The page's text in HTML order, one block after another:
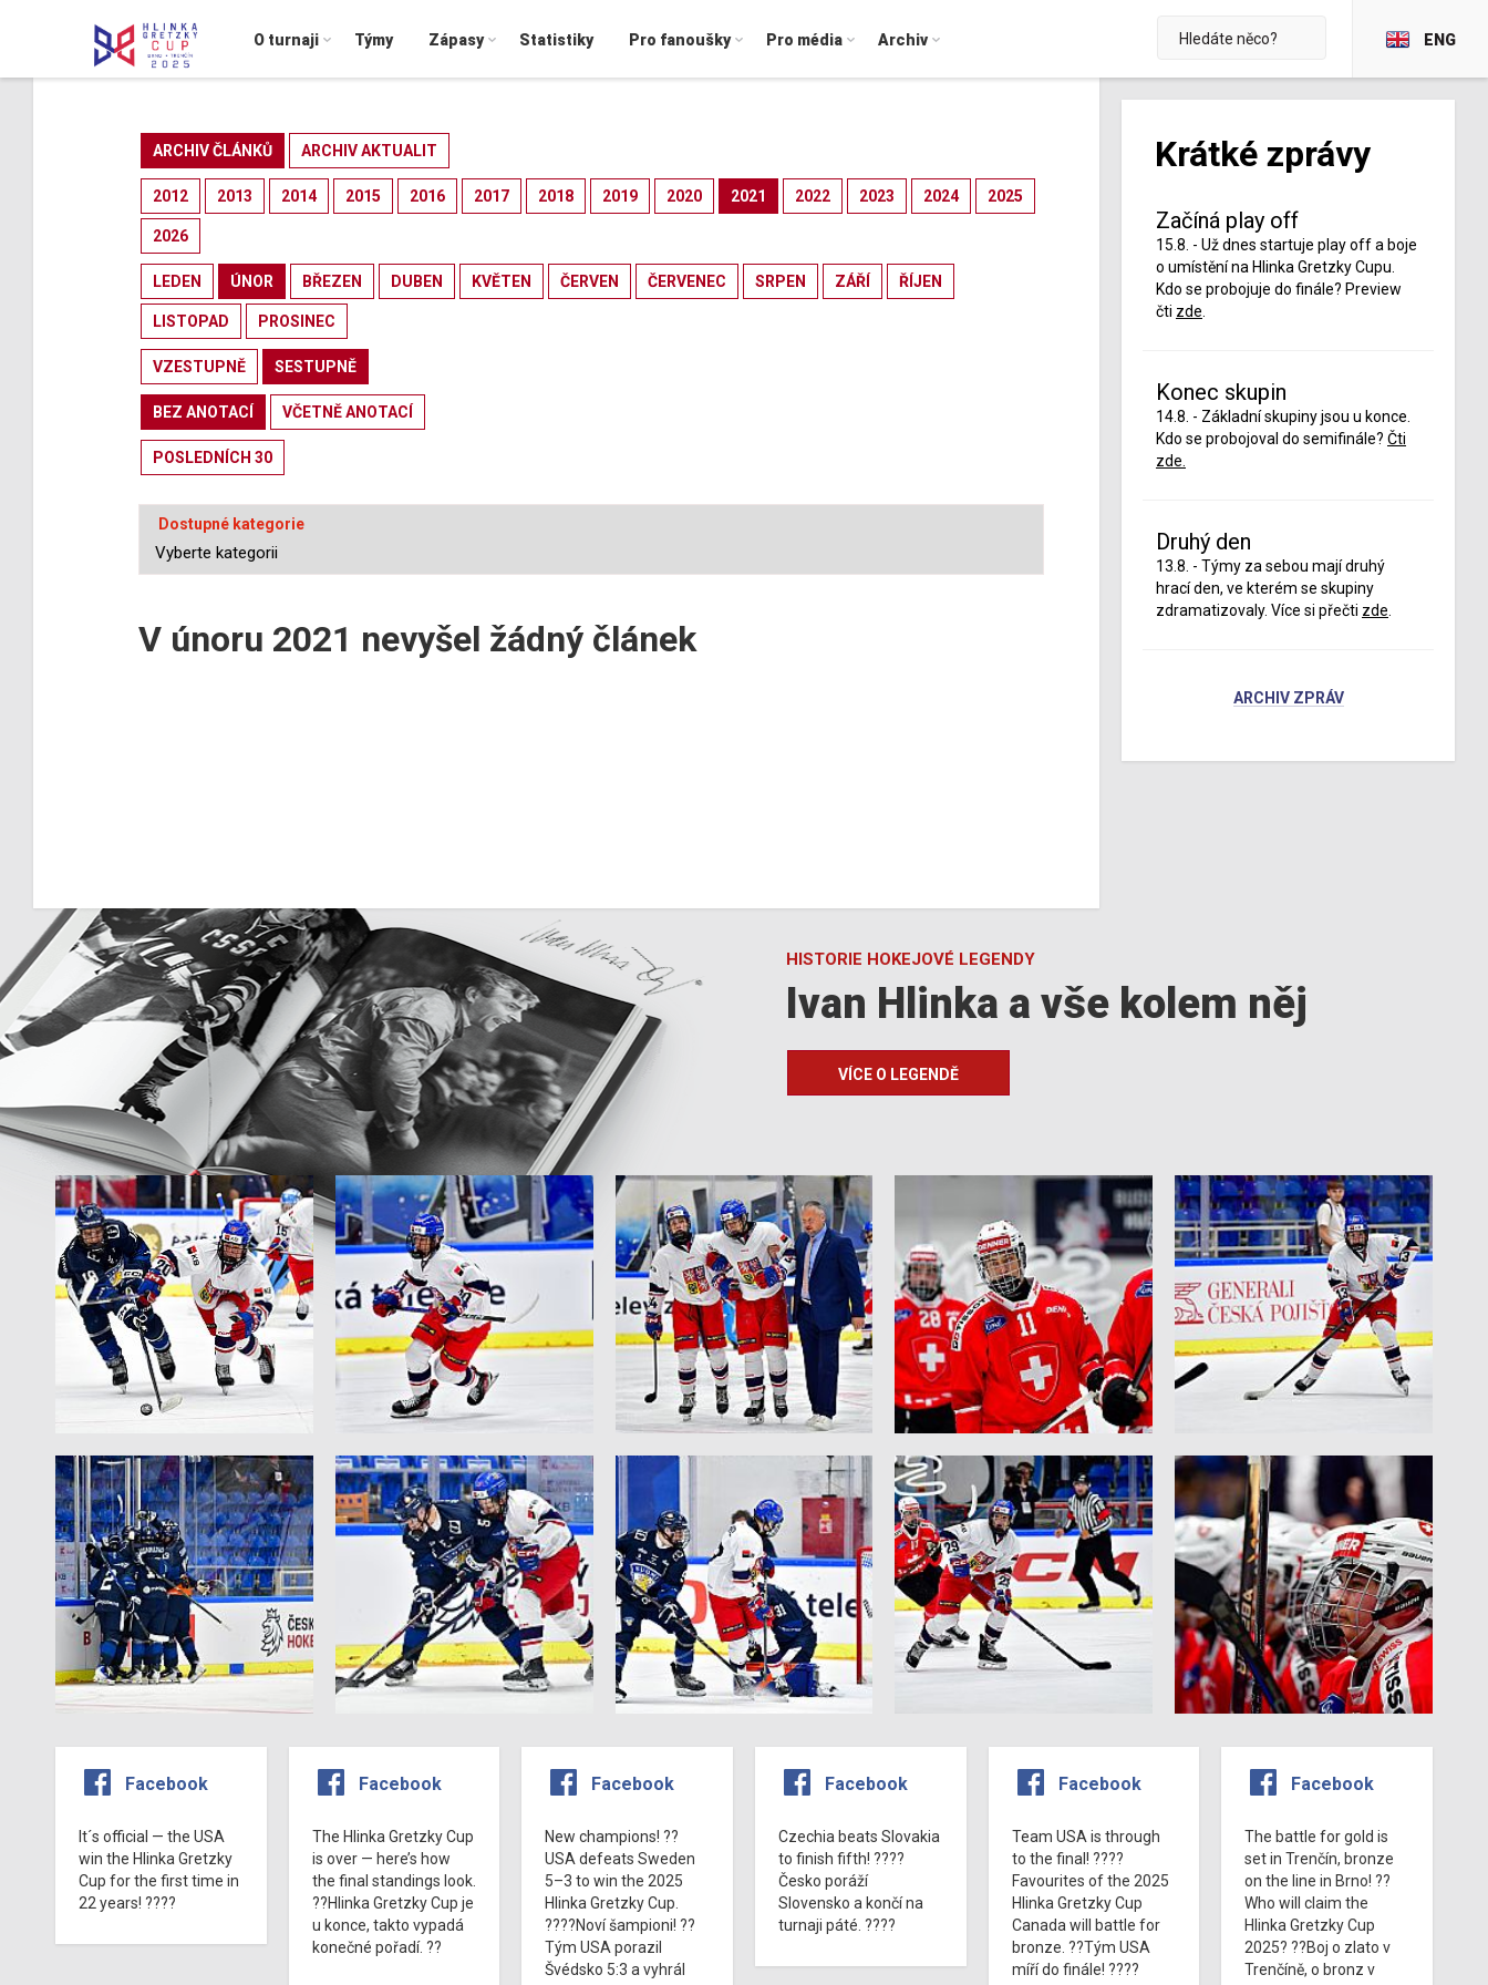
O turnaji Týmy Zápasy Statistiky Pro fanoušky Pro média Archiv ENG
ARCHIV ČLÁNKŮ ARCHIV AKTUALIT
2012 2013 2014 2015 2016 2017 2018 2019 2020 2021 2022 2023 2024 2025
2026
LEDEN ÚNOR BŘEZEN DUBEN KVĚTEN ČERVEN ČERVENEC SRPEN ZÁŘÍ ŘÍJEN
LISTOPAD PROSINEC
VZESTUPNĚ SESTUPNĚ
BEZ ANOTACÍ VČETNĚ ANOTACÍ
POSLEDNÍCH 30
Dostupné kategorie
V únoru 2021 nevyšel žádný článek
Krátké zprávy
Začíná play off
15.8. - Už dnes startuje play off a boje
o umístění na Hlinka Gretzky Cupu.
Kdo se probojuje do finále? Preview
čti zde
Konec skupin
14.8. - Základní skupiny jsou u konce.
Kdo se probojoval do semifinále? Čti
zde.
Druhý den
13.8. - Týmy za sebou mají druhý
hrací den, ve kterém se skupiny
zdramatizovaly. Více si přečti zde
ARCHIV ZPRÁV
HISTORIE HOKEJOVÉ LEGENDY
Ivan Hlinka a vše kolem něj
VÍCE O LEGENDĚ
Facebook
It´s official — the USA
win the Hlinka Gretzky
Cup for the first time in
22 years! ????
Facebook
The Hlinka Gretzky Cup
is over — here’s how
the final standings look.
??Hlinka Gretzky Cup je
u konce, takto vypadá
konečné pořadí. ??
Facebook
New champions! ??
USA defeats Sweden
5–3 to win the 2025
Hlinka Gretzky Cup.
????Noví šampioni! ??
Tým USA porazil
Švédsko 5:3 a vyhrál
Facebook
Czechia beats Slovakia
to finish fifth! ????
Česko poráží
Slovensko a končí na
turnaji páté. ????
Facebook
Team USA is through
to the final! ????
Favourites of the 2025
Hlinka Gretzky Cup
Canada will battle for
bronze. ??Tým USA
míří do finále! ????
Facebook
The battle for gold is
set in Trenčín, bronze
on the line in Brno! ??
Who will claim the
Hlinka Gretzky Cup
2025? ??Boj o zlato v
Trenčíně, o bronz v